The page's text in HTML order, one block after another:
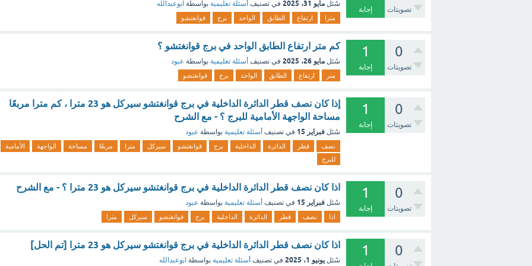
تصويتات إجابة
سُئل مايو 31، 2025 في تصنيف أسئلة تعليمية بواسطة ابوعبدالله
مترا ارتفاع الطابق الواحد برج قوانغتشو
0
تصويتات
1
إجابة
كم متر ارتفاع الطابق الواحد في برج قوانغتشو ؟
سُئل مايو 26، 2025 في تصنيف أسئلة تعليمية بواسطة عبود
متر ارتفاع الطابق الواحد برج قوانغتشو
0
تصويتات
1
إجابة
إذا كان نصف قطر الدائرة الداخلية في برج قوانغتشو سيركل هو 23 مترا ، كم مترا مربعًا
مساحة الواجهة الأمامية للبرج ؟ - مع الشرح
سُئل فبراير 15 في تصنيف أسئلة تعليمية بواسطة عبود
نصف قطر الدائرة الداخلية برج قوانغتشو سيركل مترا مربعًا مساحة الواجهة
الأمامية
للبرج
0
تصويتات
1
إجابة
اذا كان نصف قطر الدائرة الداخلية في برج قوانغتشو سيركل هو 23 مترا ؟ - مع الشرح
سُئل فبراير 15 في تصنيف أسئلة تعليمية بواسطة عبود
اذا نصف قطر الدائرة الداخلية برج قوانغتشو سيركل مترا
0
1 اذا كان نصف قطر الدائرة الداخلية في برج قوانغتشو سيركل هو 23 مترا [تم الحل]
سُئل يونيو 1، 2025 في تصنيف أسئلة تعليمية بواسطة ابوعبدالله